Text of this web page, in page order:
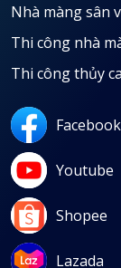
Nhà màng sân
Thi công nhà
Thi công thủy
Facebook
Youtube
Shopee
Lazada